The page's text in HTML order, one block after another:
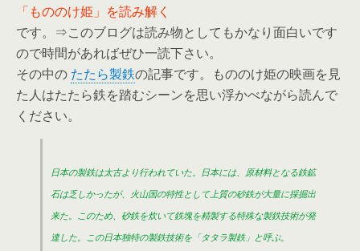
「もののけ姫」を読み解く
です。⇒このブログは読み物としてもかなり面白いです
ので時間があればぜひ一読下さい。
その中の たたら製鉄の記事です。もののけ姫の映画を見
た人はたたら鉄を踏むシーンを思い浮かべながら読んで
ください。
日本の製鉄は太古より行われていた。日本には、原材料となる鉄鉱
石は乏しかったが、火山国の特性として上質の砂鉄が大量に採掘出
来た。このため、砂鉄を炊いて鉄塊を精製する特殊な製鉄技術が発
達した。この日本独特の製鉄技術を「タタラ製鉄」と呼ぶ。